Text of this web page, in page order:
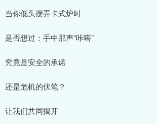
当你低头摆弄卡式炉时
是否想过：手中那声“咔嗒”
究竟是安全的承诺
还是危机的伏笔？
让我们共同揭开